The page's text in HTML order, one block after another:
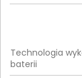
Technologia
baterii